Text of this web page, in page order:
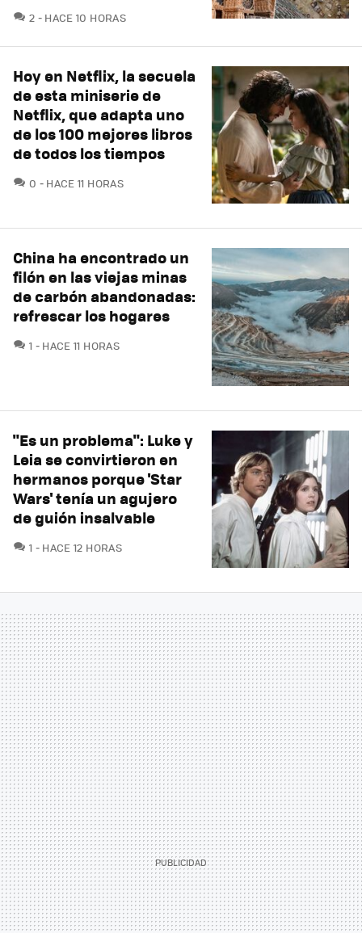
2 COMENTARIOS
HACE 10 HORAS
Hoy en Netflix, la secuela
de esta miniserie de
Netflix, que adapta uno
de los 100 mejores libros
de todos los tiempos
0 COMENTARIOS
HACE 11 HORAS
China ha encontrado un
filón en las viejas minas
de carbón abandonadas:
refrescar los hogares
1 COMENTARIOS
HACE 11 HORAS
"Es un problema": Luke y
Leia se convirtieron en
hermanos porque 'Star
Wars' tenía un agujero
de guión insalvable
1 COMENTARIOS
HACE 12 HORAS